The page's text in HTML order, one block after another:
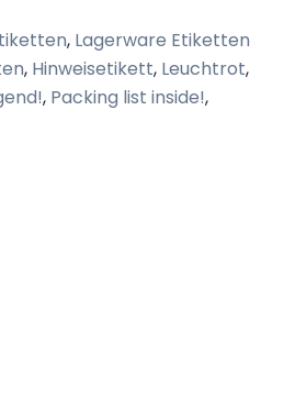
, Lagerware Etiketten
, Hinweisetikett, Leuchtrot,
, Packing list inside!,